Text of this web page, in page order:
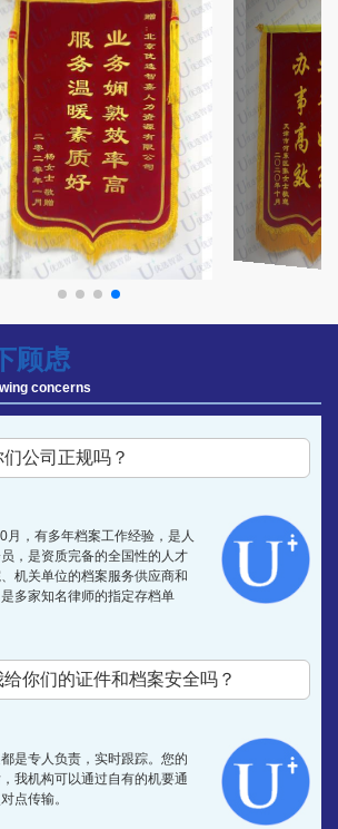
顾虑
concerns
们公司正规吗？
月，有多年档案工作经验，是人
，是资质完备的全国性的人才
机关单位的档案服务供应商和
多家知名律师的指定存档单
给你们的证件和档案安全吗？
是专人负责，实时跟踪。您的
我机构可以通过自有的机要通
点传输。
天就帮我办妥了，赞赞赞
刘先生：
的是真东西，这钱花的值。
马先生：
，我的事成功了，再次感谢老师，您是我今
谢！
张小姐：
哪里，心比较定，你们公司棒棒哒，谢谢
徐女士：
心，还是你们专业，我妈是几十年的老住
，打听了很久，帮我跑了几趟没搞定，还是
定，谢谢李老师，谢谢优选智嘉！
的陈先生：
补办的可以找他们
作在北上广深的异地人来讲，优选智嘉公司
，报到证，深户都是找优选智嘉的老师帮
感谢优选智嘉的老师，及时处理异地事务，